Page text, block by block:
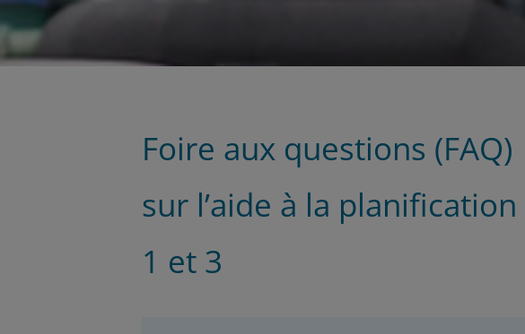
Foire aux questions (FAQ)
sur l’aide à la
1 et 3